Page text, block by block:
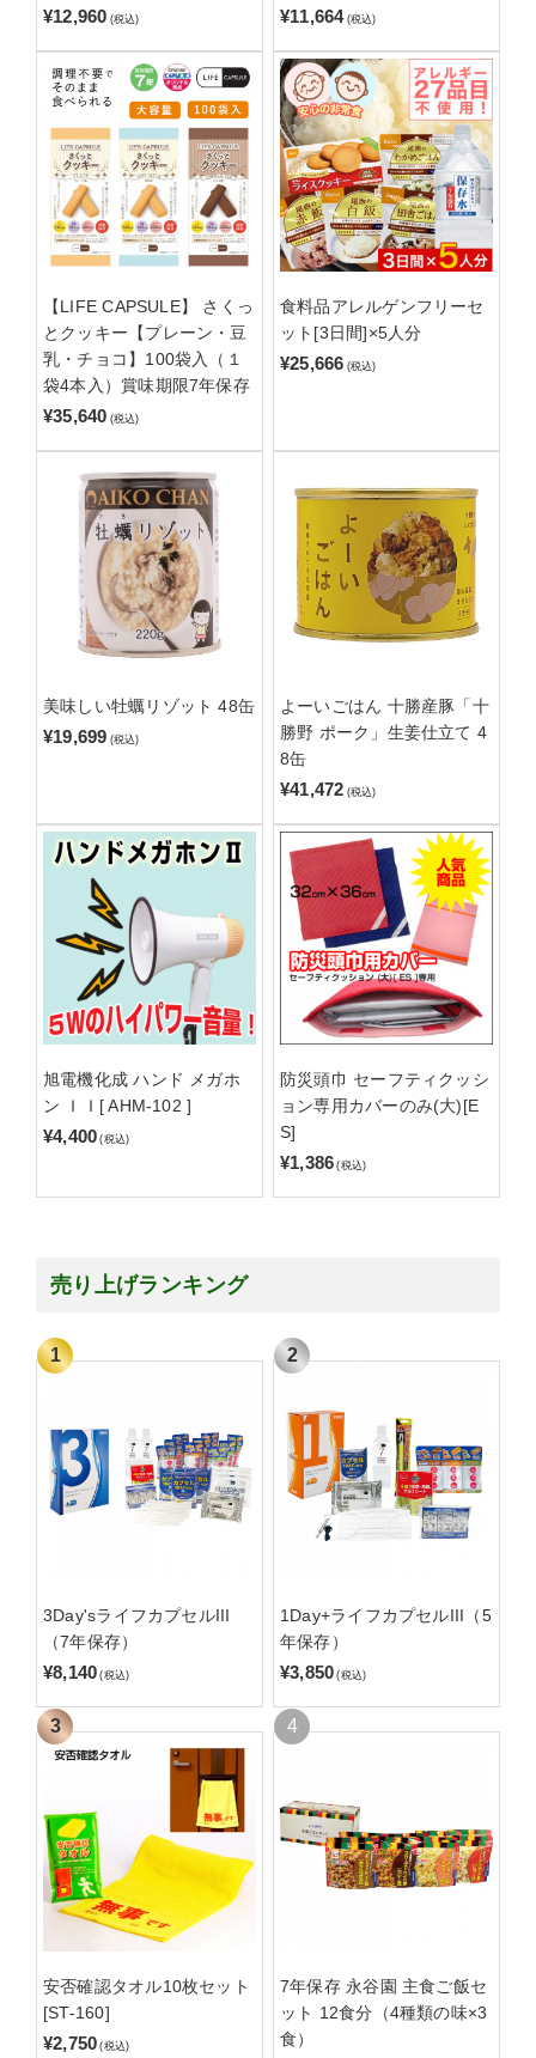
¥12,960 (税込) ¥11,664 (税込)
【LIFE CAPSULE】 さくっ
とクッキー【プレーン・豆
乳・チョコ】100袋入（１
袋4本入）賞味期限7年保存
¥35,640 (税込)
食料品アレルゲンフリーセ
ット[3日間]×5人分
¥25,666 (税込)
美味しい牡蠣リゾット 48缶
¥19,699 (税込)
よーいごはん 十勝産豚「十
勝野 ポーク」生姜仕立て 4
8缶
¥41,472 (税込)
旭電機化成 ハンド メガホ
ン ＩＩ[ AHM-102 ]
¥4,400 (税込)
防災頭巾 セーフティクッシ
ョン専用カバーのみ(大)[E
S]
¥1,386 (税込)
売り上げランキング
3Day'sライフカプセルIII
（7年保存）
¥8,140 (税込)
1Day+ライフカプセルIII（5
年保存）
¥3,850 (税込)
安否確認タオル10枚セット
[ST-160]
¥2,750 (税込)
7年保存 永谷園 主食ご飯セ
ット 12食分（4種類の味×3
食）